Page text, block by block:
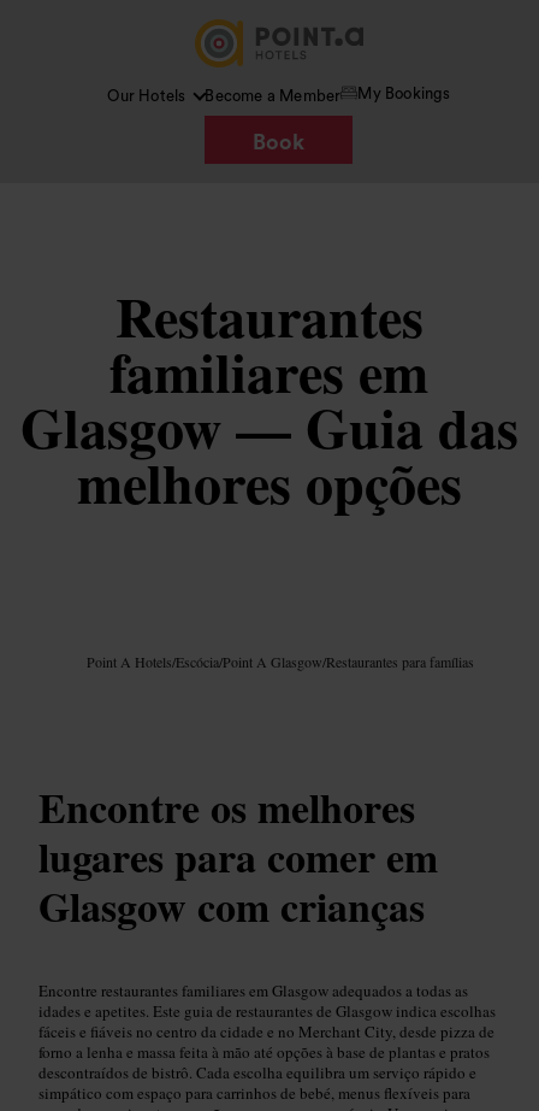
Our Hotels Become a Member My Bookings
Book
Restaurantes
familiares em
Glasgow — Guia das
melhores opções
Point A Hotels/Escócia/Point A Glasgow/Restaurantes para famílias
Encontre os melhores
lugares para comer em
Glasgow com crianças
Encontre restaurantes familiares em Glasgow adequados a todas as
idades e apetites. Este guia de restaurantes de Glasgow indica escolhas
fáceis e fiáveis no centro da cidade e no Merchant City, desde pizza de
forno a lenha e massa feita à mão até opções à base de plantas e pratos
descontraídos de bistrô. Cada escolha equilibra um serviço rápido e
simpático com espaço para carrinhos de bebé, menus flexíveis para